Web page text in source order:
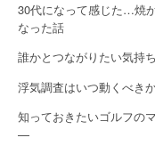
30代になって感じた…焼
なった話
誰かとつながりたい気持
浮気調査はいつ動くべき
知っておきたいゴルフの
—